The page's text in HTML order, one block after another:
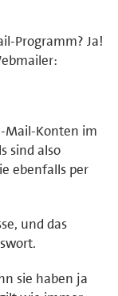
Programm? Ja!
Mail-Konten im
sind also
ebenfalls per
und das
sie haben ja